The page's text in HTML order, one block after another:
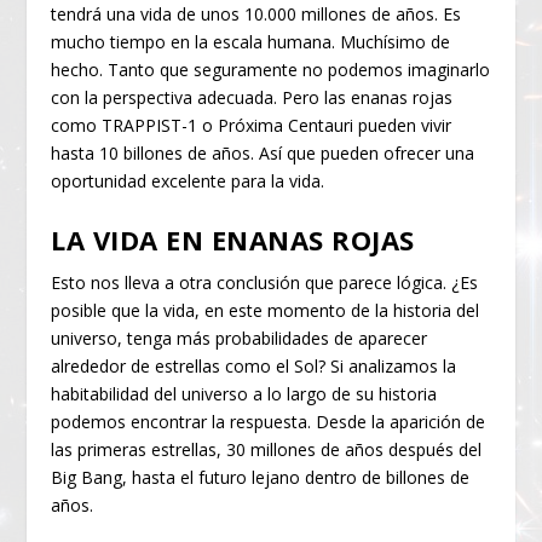
tendrá una vida de unos 10.000 millones de años. Es
mucho tiempo en la escala humana. Muchísimo de
hecho. Tanto que seguramente no podemos imaginarlo
con la perspectiva adecuada. Pero las enanas rojas
como TRAPPIST-1 o Próxima Centauri pueden vivir
hasta 10 billones de años. Así que pueden ofrecer una
oportunidad excelente para la vida.
LA VIDA EN ENANAS ROJAS
Esto nos lleva a otra conclusión que parece lógica. ¿Es
posible que la vida, en este momento de la historia del
universo, tenga más probabilidades de aparecer
alrededor de estrellas como el Sol? Si analizamos la
habitabilidad del universo a lo largo de su historia
podemos encontrar la respuesta. Desde la aparición de
las primeras estrellas, 30 millones de años después del
Big Bang, hasta el futuro lejano dentro de billones de
años.